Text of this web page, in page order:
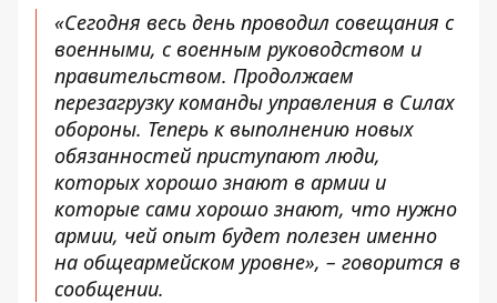
«Сегодня весь день проводил совещания с
военными, с военным руководством и
правительством. Продолжаем
перезагрузку команды управления в Силах
обороны. Теперь к выполнению новых
обязанностей приступают люди,
которых хорошо знают в армии и
которые сами хорошо знают, что нужно
армии, чей опыт будет полезен именно
на общеармейском уровне», – говорится в
сообщении.